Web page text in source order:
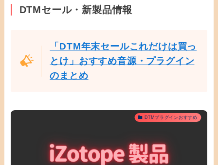
DTMセール・新製品情報
「DTM年末セールこれだけは買っ
とけ」おすすめ音源・プラグイン
のまとめ
DTMプラグインおすすめ